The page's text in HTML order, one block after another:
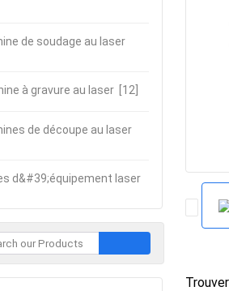
de soudage au laser
à gravure au laser [12]
de découpe au laser
d&#39;équipement laser